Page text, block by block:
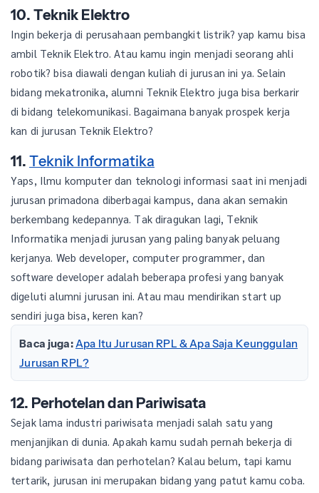
10. Teknik Elektro
Ingin bekerja di perusahaan pembangkit listrik? yap kamu bisa
ambil Teknik Elektro. Atau kamu ingin menjadi seorang ahli
robotik? bisa diawali dengan kuliah di jurusan ini ya. Selain
bidang mekatronika, alumni Teknik Elektro juga bisa berkarir
di bidang telekomunikasi. Bagaimana banyak prospek kerja
kan di jurusan Teknik Elektro?
11. Teknik Informatika
Yaps, Ilmu komputer dan teknologi informasi saat ini menjadi
jurusan primadona diberbagai kampus, dana akan semakin
berkembang kedepannya. Tak diragukan lagi, Teknik
Informatika menjadi jurusan yang paling banyak peluang
kerjanya. Web developer, computer programmer, dan
software developer adalah beberapa profesi yang banyak
digeluti alumni jurusan ini. Atau mau mendirikan start up
sendiri juga bisa, keren kan?
Baca juga: Apa Itu Jurusan RPL & Apa Saja Keunggulan
Jurusan RPL?
12. Perhotelan dan Pariwisata
Sejak lama industri pariwisata menjadi salah satu yang
menjanjikan di dunia. Apakah kamu sudah pernah bekerja di
bidang pariwisata dan perhotelan? Kalau belum, tapi kamu
tertarik, jurusan ini merupakan bidang yang patut kamu coba.